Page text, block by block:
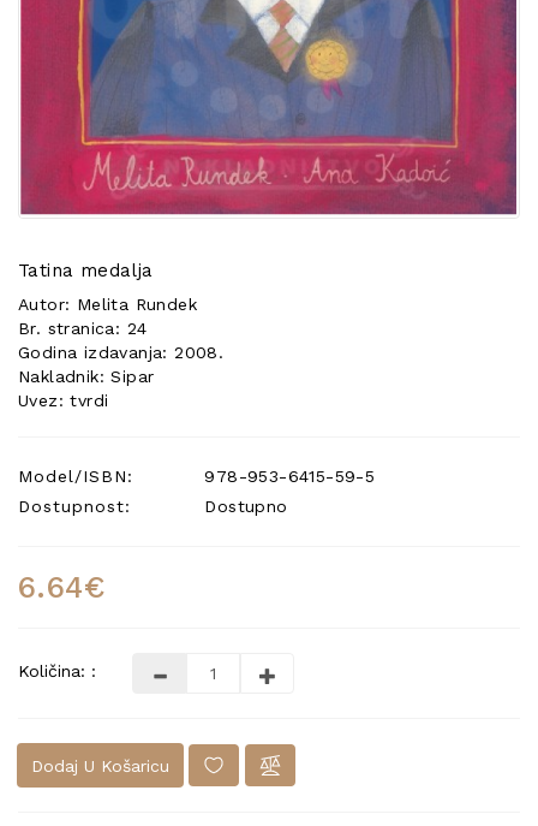
POSEBNA
PONUDA
Tatina medalja
Autor: Melita Rundek
Br. stranica: 24
Godina izdavanja: 2008.
Nakladnik: Sipar
Uvez: tvrdi
Model/ISBN:
978-953-6415-59-5
Dostupnost:
Dostupno
6.64€
Količina: :
Dodaj U Košaricu